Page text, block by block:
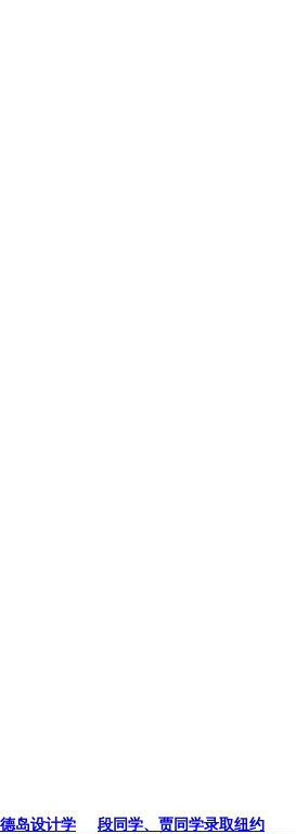
设计学 段同学、贾同学录取纽约